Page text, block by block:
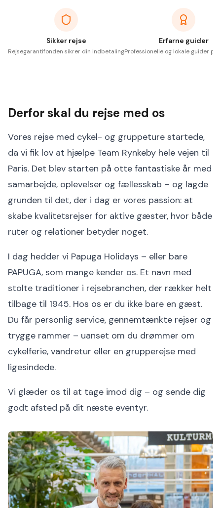
Sikker rejse
Rejsegarantifonden sikrer din indbetaling
Erfarne guider
Professionelle og lokale guider på
Derfor skal du rejse med os
Vores rejse med cykel- og gruppeture startede,
da vi fik lov at hjælpe Team Rynkeby hele vejen til
Paris. Det blev starten på otte fantastiske år med
samarbejde, oplevelser og fællesskab – og lagde
grunden til det, der i dag er vores passion: at
skabe kvalitetsrejser for aktive gæster, hvor både
ruter og relationer betyder noget.
I dag hedder vi Papuga Holidays – eller bare
PAPUGA, som mange kender os. Et navn med
stolte traditioner i rejsebranchen, der rækker helt
tilbage til 1945. Hos os er du ikke bare en gæst.
Du får personlig service, gennemtænkte rejser og
trygge rammer – uanset om du drømmer om
cykelferie, vandretur eller en grupperejse med
ligesindede.
Vi glæder os til at tage imod dig – og sende dig
godt afsted på dit næste eventyr.